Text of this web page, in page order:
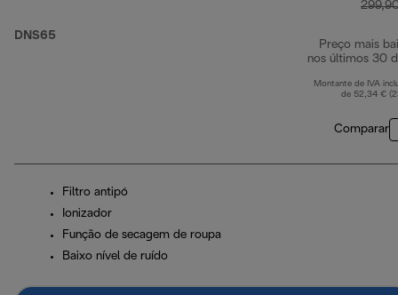
DNS65
Preço mais
nos últimos 30
Montante de IVA
de 52,34 €
Comparar
Filtro antipó
Ionizador
Função de secagem de roupa
Baixo nível de ruído